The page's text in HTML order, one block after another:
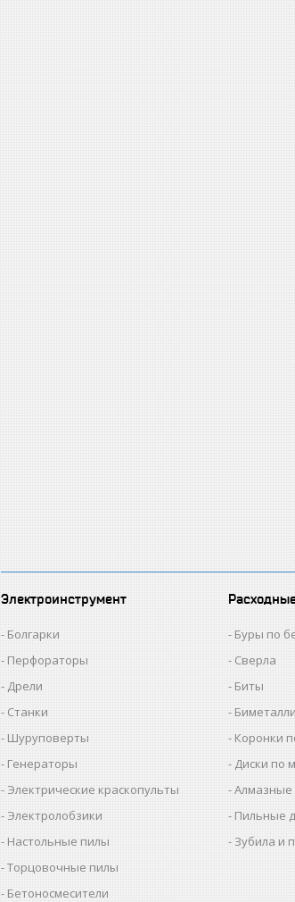
Электроинструмент
Болгарки
Перфораторы
Дрели
Станки
Шуруповерты
Генераторы
Электрические краскопульты
Электролобзики
Настольные пилы
Торцовочные пилы
Бетоносмесители
Буры по
Сверла
Биты
Коронки
Диски по
Алмазные
Пильные
Зубила и